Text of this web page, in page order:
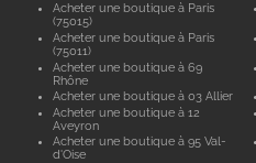
Acheter une boutique à Paris
(75015)
Acheter une boutique à Paris
(75011)
Acheter une boutique à 69
Rhône
Acheter une boutique à 03 Allier
Acheter une boutique à 12
Aveyron
Acheter une boutique à 95 Val-
d'Oise